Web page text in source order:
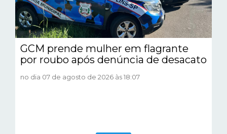
GCM prende mulher em flagrante
por roubo após denúncia de desacato
no dia 07 de agosto de 2026 às 18:07